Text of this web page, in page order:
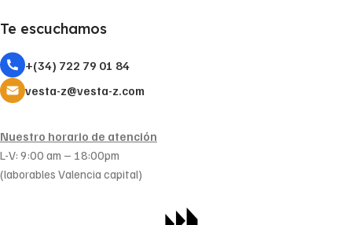
Te escuchamos
+(34) 722 79 01 84
vesta-z@vesta-z.com
Nuestro horario de atención
L-V: 9:00 am – 18:00pm
(laborables Valencia capital)